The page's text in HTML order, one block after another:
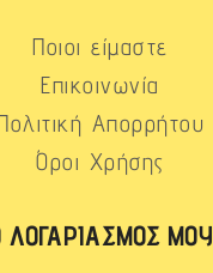
Ποιοι είμαστε
Επικοινωνία
Απορρήτου
Όροι Χρήσης
ΛΟΓΑΡΙΑΣΜΌΣ ΜΟΥ